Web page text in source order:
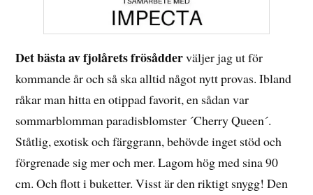
Det bästa av fjolårets frösådderväljer jag ut för
kommande år och så ska alltid något nytt provas. Ibland
råkar man hitta en otippad favorit, en sådan var
sommarblomman paradisblomster ´Cherry Queen´.
Ståtlig, exotisk och färggrann, behövde inget stöd och
förgrenade sig mer och mer. Lagom hög med sina 90
cm. Och flott i buketter. Visst är den riktigt snygg! Den